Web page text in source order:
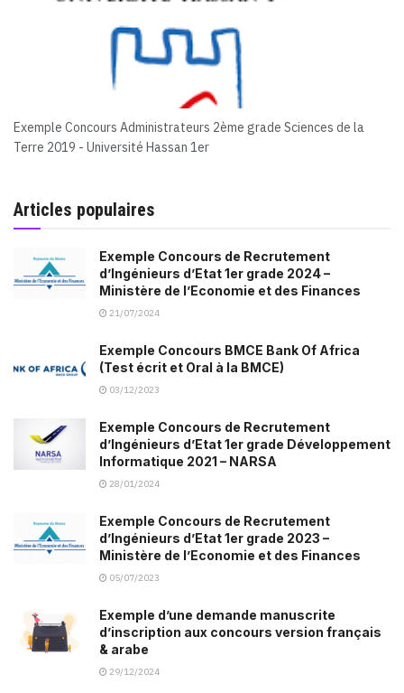
Exemple Concours Administrateurs 2ème grade Sciences de la
Terre 2019 - Université Hassan 1er
Articles populaires
Exemple Concours de Recrutement
d’Ingénieurs d’Etat 1er grade 2024 –
Ministère de l’Economie et des Finances
21/07/2024
Exemple Concours BMCE Bank Of Africa
(Test écrit et Oral à la BMCE)
03/12/2023
Exemple Concours de Recrutement
d’Ingénieurs d’Etat 1er grade Développement
Informatique 2021 – NARSA
28/01/2024
Exemple Concours de Recrutement
d’Ingénieurs d’Etat 1er grade 2023 –
Ministère de l’Economie et des Finances
05/07/2023
Exemple d’une demande manuscrite
d’inscription aux concours version français
& arabe
29/12/2024